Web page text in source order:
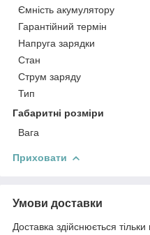
Ємність акумулятору
Гарантійний термін
Напруга зарядки
Стан
Струм заряду
Тип
Габаритні розміри
Вага
Приховати
Умови доставки
Доставка здійснюється